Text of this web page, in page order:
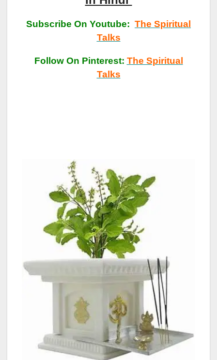
Subscribe On Youtube: The Spiritual
Talks
Follow On Pinterest: The Spiritual
Talks